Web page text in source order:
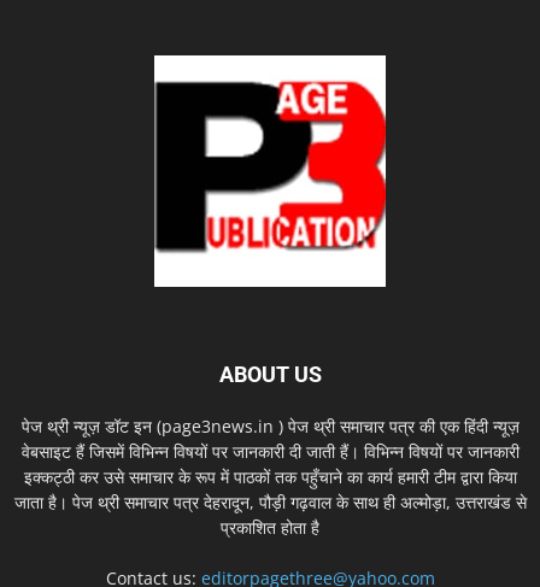
ABOUT US
पेज थ्री न्यूज़ डॉट इन (page3news.in ) पेज थ्री समाचार पत्र की एक हिंदी न्यूज़
वेबसाइट हैं जिसमें विभिन्न विषयों पर जानकारी दी जाती हैं। विभिन्न विषयों पर जानकारी
इक्कट्ठी कर उसे समाचार के रूप में पाठकों तक पहुँचाने का कार्य हमारी टीम द्वारा किया
जाता है। पेज थ्री समाचार पत्र देहरादून, पौड़ी गढ़वाल के साथ ही अल्मोड़ा, उत्तराखंड से
प्रकाशित होता है
Contact us: editorpagethree@yahoo.com